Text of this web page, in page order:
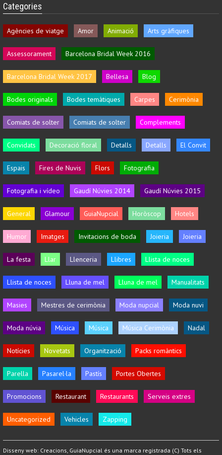
Categories
Agències de viatge Amor Animació Arts gràfiques
Assessorament Barcelona Bridal Week 2016
Barcelona Bridal Week 2017 Bellesa Blog
Bodes originals Bodes temàtiques Carpes Cerimònia
Comiats de solter Comiats de solter Complements
Convidats Decoració floral Detalls Detalls El Convit
Espais Fires de Nuvis Flors Fotografia
Fotografia i vídeo Gaudí Núvies 2014 Gaudí Núvies 2015
General Glamour GuiaNupcial Horòscop Hotels
Humor Imatges Invitacions de boda Joieria Joieria
La festa Llar Llenceria Llibres Llista de noces
Llista de noces Lluna de mel Lluna de mel Manualitats
Masies Mestres de cerimònia Moda nupcial Moda nuvi
Moda núvia Música Música Música Cerimònia Nadal
Notícies Novetats Organització Packs romàntics
Parella Pasarel·la Pastís Portes Obertes
Promocions Restaurant Restaurants Serveis extres
Uncategorized Vehicles Zapping
Disseny web: Creacions , GuiaNupcial és una marca registrada (C) Tots els